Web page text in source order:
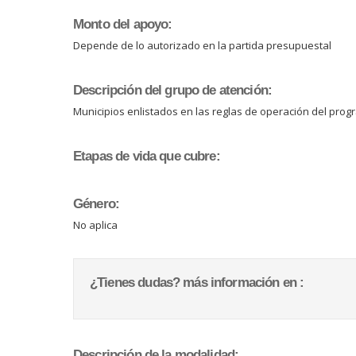
Monto del apoyo:
Depende de lo autorizado en la partida presupuestal
Descripción del grupo de atención:
Municipios enlistados en las reglas de operación del
Etapas de vida que cubre:
Género:
No aplica
¿Tienes dudas? más información en :